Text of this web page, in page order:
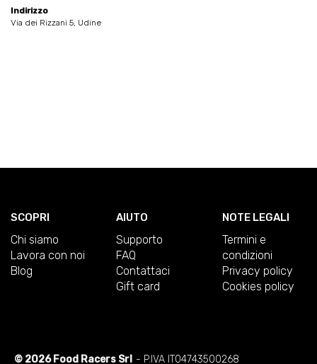
Indirizzo
Via dei Rizzani 5, Udine
SCOPRI
Chi siamo
Lavora con noi
Blog
AIUTO
Supporto
FAQ
Contattaci
Gift card
NOTE LEGALI
Termini e
condizioni
Privacy policy
Cookies policy
© 2026 Food Racers Srl - P.IVA IT04743500268